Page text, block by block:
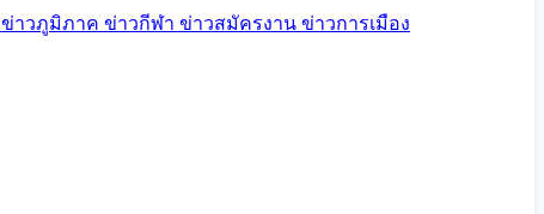
ข่าวภูมิภาค ข่าวกีฬา ข่าวสมัครงาน ข่าวการเมือง